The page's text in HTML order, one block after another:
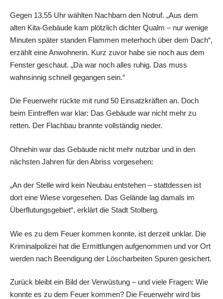
Gegen 13.55 Uhr wählten Nachbarn den Notruf. „Aus dem
alten Kita-Gebäude kam plötzlich dichter Qualm – nur wenige
Minuten später standen Flammen meterhoch über dem Dach“,
erzählt eine Anwohnerin. Kurz zuvor habe sie noch aus dem
Fenster geschaut. „Da war noch alles ruhig. Das muss
wahnsinnig schnell gegangen sein.“
Die Feuerwehr rückte mit rund 50 Einsatzkräften an. Doch
beim Eintreffen war klar: Das Gebäude war nicht mehr zu
retten. Der Flachbau brannte vollständig nieder.
Ohnehin war das Gebäude nicht mehr nutzbar und in den
nächsten Jahren für den Abriss vorgesehen:
„An der Stelle wird kein Neubau entstehen – stattdessen ist
dort eine Wiese vorgesehen. Das Gelände lag damals im
Überflutungsgebiet“, erklärt die Stadt Stolberg.
Wie es zu dem Feuer kommen konnte, ist derzeit unklar. Die
Kriminalpolizei hat die Ermittlungen aufgenommen und vor Ort
werden nach Beendigung der Löscharbeiten Spuren gesichert.
Zurück bleibt ein Bild der Verwüstung – und viele Fragen: Wie
konnte es zu dem Feuer kommen? Die Feuerwehr wird bis